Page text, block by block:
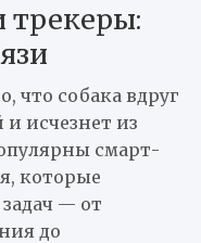
что собака вдруг
и исчезнет из
смарт-
которые
— от
до